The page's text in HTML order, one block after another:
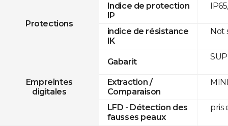
Protections
Indice de protection
IP
indice de résistance
IK
Empreintes
digitales
Gabarit
Extraction /
Comparaison
LFD - Détection des
fausses peaux
Not
pris